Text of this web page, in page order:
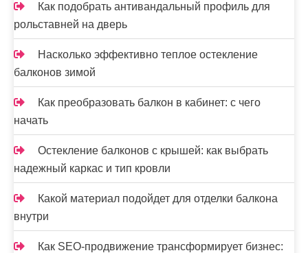
Как подобрать антивандальный профиль для
рольставней на дверь
Насколько эффективно теплое остекление
балконов зимой
Как преобразовать балкон в кабинет: с чего
начать
Остекление балконов с крышей: как выбрать
надежный каркас и тип кровли
Какой материал подойдет для отделки балкона
внутри
Как SEO-продвижение трансформирует бизнес: